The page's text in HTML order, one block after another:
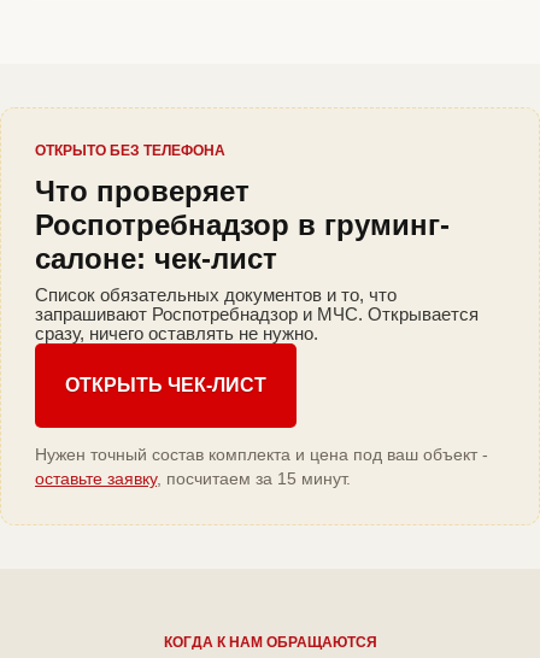
ОТКРЫТО БЕЗ ТЕЛЕФОНА
Что проверяет
Роспотребнадзор в груминг-
салоне: чек-лист
Список обязательных документов и то, что
запрашивают Роспотребнадзор и МЧС. Открывается
сразу, ничего оставлять не нужно.
ОТКРЫТЬ ЧЕК-ЛИСТ
Нужен точный состав комплекта и цена под ваш объект -
оставьте заявку, посчитаем за 15 минут.
КОГДА К НАМ ОБРАЩАЮТСЯ